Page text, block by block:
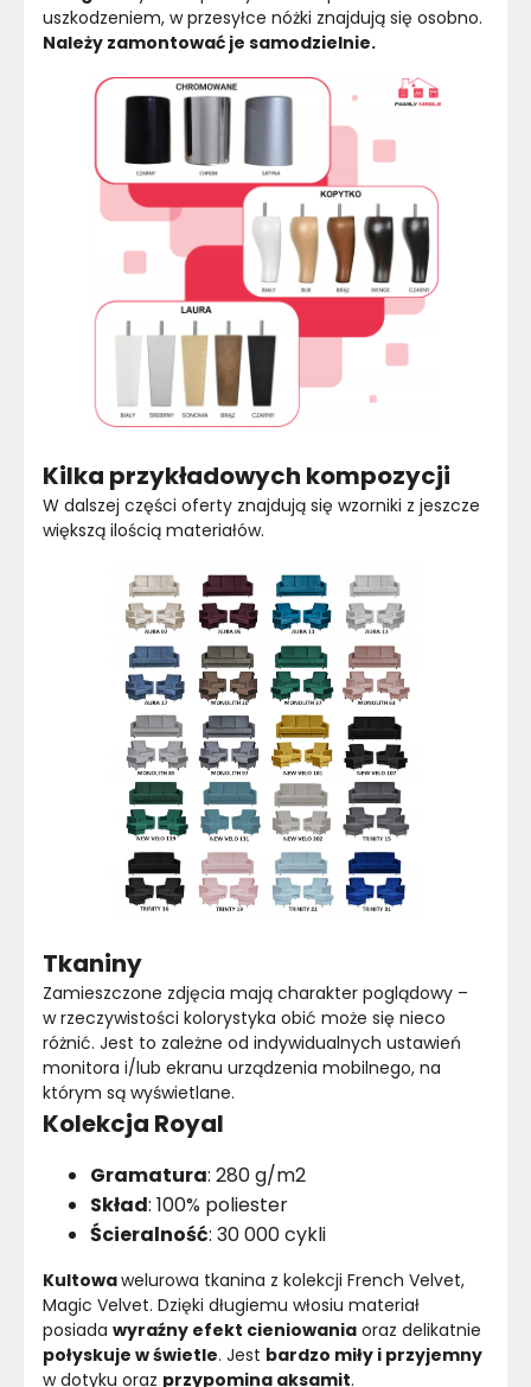
uszkodzeniem, w przesyłce nóżki znajdują się osobno.
Należy zamontować je samodzielnie.
Kilka przykładowych kompozycji
W dalszej części oferty znajdują się wzorniki z jeszcze
większą ilością materiałów.
Tkaniny
Zamieszczone zdjęcia mają charakter poglądowy –
w rzeczywistości kolorystyka obić może się nieco
różnić. Jest to zależne od indywidualnych ustawień
monitora i/lub ekranu urządzenia mobilnego, na
którym są wyświetlane.
Kolekcja Royal
Gramatura: 280 g/m2
Skład: 100% poliester
Ścieralność: 30 000 cykli
Kultowa welurowa tkanina z kolekcji French Velvet,
Magic Velvet. Dzięki długiemu włosiu materiał
posiada wyraźny efekt cieniowania oraz delikatnie
połyskuje w świetle. Jest bardzo miły i przyjemny
w dotyku oraz przypomina aksamit.